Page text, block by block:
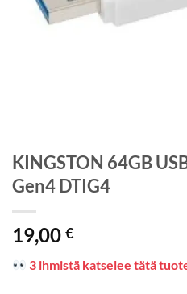
KINGSTON 64GB
Gen4 DTIG4
19,00 €
3 ihmistä katselee tätä